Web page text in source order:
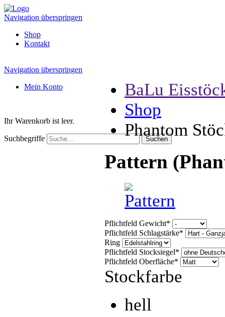
Navigation überspringen
Shop
Kontakt
Navigation überspringen
Mein Konto
Ihr Warenkorb ist leer.
Suchbegriffe
BaLu
Shop
Phantom
Pattern
Pflichtfeld Gewicht*
Pflichtfeld Schlagstärke*
Ring
Pflichtfeld Stocksiegel*
Pflichtfeld Oberfläche*
Stockfarbe
hell